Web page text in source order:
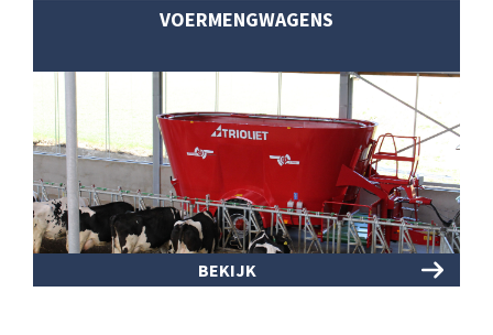
VOERMENGWAGENS
BEKIJK